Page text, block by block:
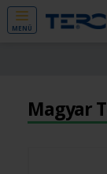
MENÜ
Magyar